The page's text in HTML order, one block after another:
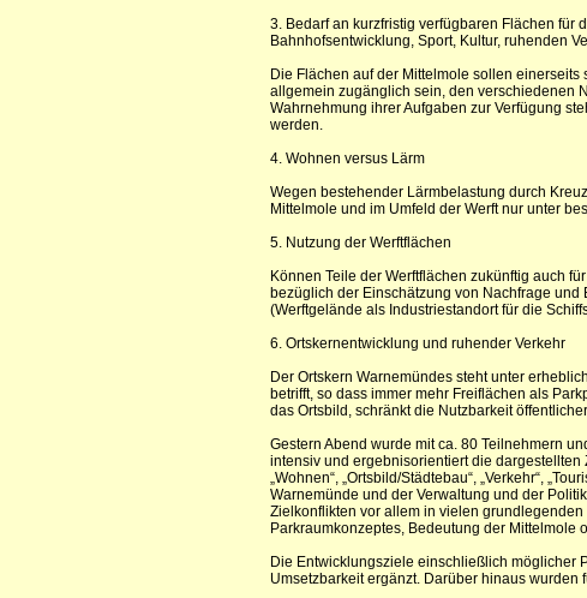
3. Bedarf an kurzfristig verfügbaren Flächen für
Bahnhofsentwicklung, Sport, Kultur, ruhenden
Die Flächen auf der Mittelmole sollen
allgemein zugänglich sein, den verschiedenen
Wahrnehmung ihrer Aufgaben zur Verfügung
werden.
4. Wohnen versus Lärm
Wegen bestehender Lärmbelastung durch
Mittelmole und im Umfeld der Werft nur unter
5. Nutzung der Werftflächen
Können Teile der Werftflächen zukünftig auch
bezüglich der Einschätzung von Nachfrage
(Werftgelände als Industriestandort für die
6. Ortskernentwicklung und ruhender Verkehr
Der Ortskern Warnemündes steht unter
betrifft, so dass immer mehr Freiflächen als
das Ortsbild, schränkt die Nutzbarkeit
Gestern Abend wurde mit ca. 80 Teilnehmern
intensiv und ergebnisorientiert die
„Wohnen“, „Ortsbild/Städtebau“, „Verkehr“,
Warnemünde und der Verwaltung und der
Zielkonflikten vor allem in vielen
Parkraumkonzeptes, Bedeutung der
Die Entwicklungsziele einschließlich möglicher
Umsetzbarkeit ergänzt. Darüber hinaus